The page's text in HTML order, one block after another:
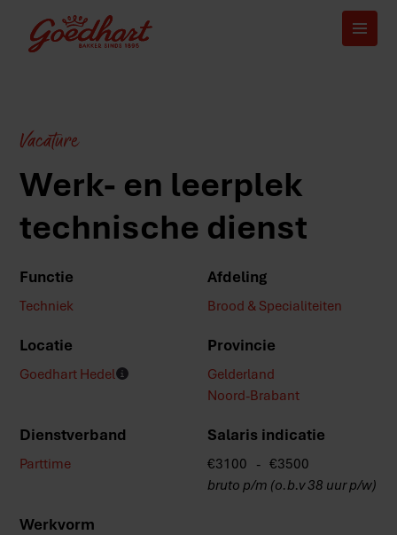
Vacature
Werk- en leerplek
technische dienst
Functie
Techniek
Afdeling
Brood & Specialiteiten
Locatie
Goedhart Hedel
Provincie
Gelderland
Noord-Brabant
Dienstverband
Parttime
Salaris indicatie
€3100 - €3500
bruto p/m (o.b.v 38 uur p/w)
Werkvorm